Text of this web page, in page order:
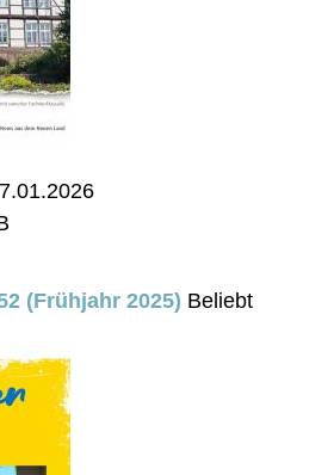
(Frühjahr 2025) Beliebt